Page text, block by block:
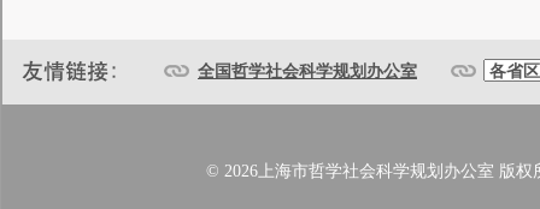
全国哲学社会科学规划办公室
© 2026上海市哲学社会科学规划办公室 版权